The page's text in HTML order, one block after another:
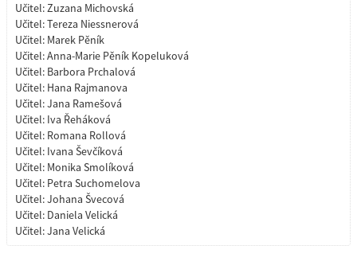
Učitel:Zuzana Michovská
Učitel:Tereza Niessnerová
Učitel: Marek Pěník
Učitel:Anna-Marie Pěník Kopeluková
Učitel: Barbora Prchalová
Učitel: Hana Rajmanova
Učitel:Jana Ramešová
Učitel: Iva Řeháková
Učitel: Romana Rollová
Učitel: Ivana Ševčíková
Učitel: Monika Smolíková
Učitel: Petra Suchomelova
Učitel:Johana Švecová
Učitel: Daniela Velická
Učitel:Jana Velická